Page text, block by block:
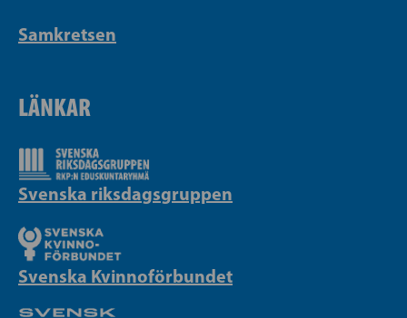
Samkretsen
LÄNKAR
Svenska riksdagsgruppen
Svenska Kvinnoförbundet